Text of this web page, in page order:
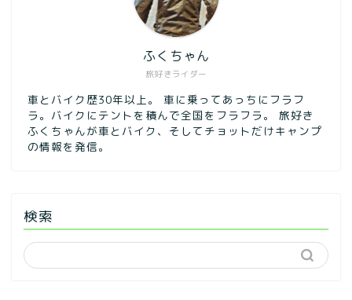
旅好きライダー
ふくちゃん
車とバイク歴30年以上。 車に乗ってあっちにフラフ
ラ。バイクにテントを積んで全国をフラフラ。 旅好き
ふくちゃんが車とバイク、そしてチョットだけキャンプ
の情報を発信。
検索